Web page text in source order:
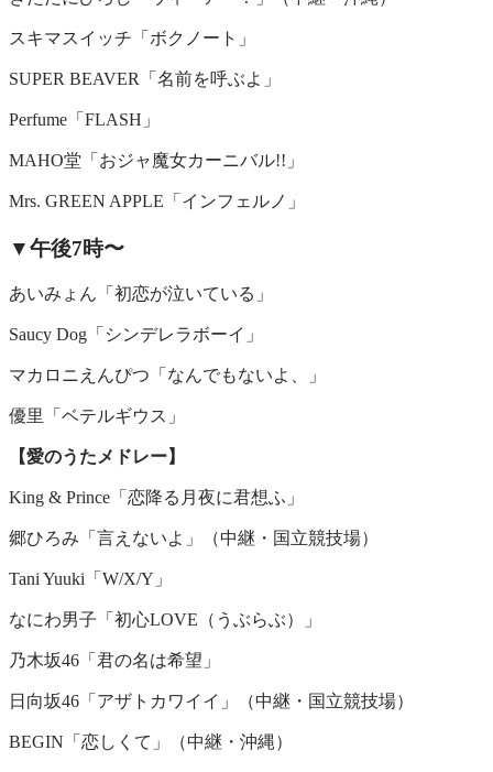
スキマスイッチ「ボクノート」
SUPER BEAVER「名前を呼ぶよ」
Perfume「FLASH」
MAHO堂「おジャ魔女カーニバル!!」
Mrs. GREEN APPLE「インフェルノ」
▼午後7時〜
あいみょん「初恋が泣いている」
Saucy Dog「シンデレラボーイ」
マカロニえんぴつ「なんでもないよ、」
優里「ベテルギウス」
【愛のうたメドレー】
King & Prince「恋降る月夜に君想ふ」
郷ひろみ「言えないよ」（中継・国立競技場）
Tani Yuuki「W/X/Y」
なにわ男子「初心LOVE（うぶらぶ）」
乃木坂46「君の名は希望」
日向坂46「アザトカワイイ」（中継・国立競技場）
BEGIN「恋しくて」（中継・沖縄）